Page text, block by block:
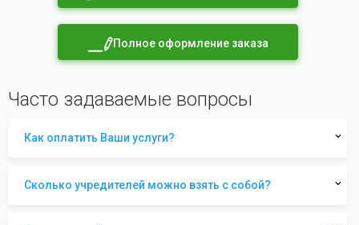
Полное оформление заказа
Часто задаваемые вопросы
Как оплатить Ваши услуги?
Сколько учредителей можно взять с собой?